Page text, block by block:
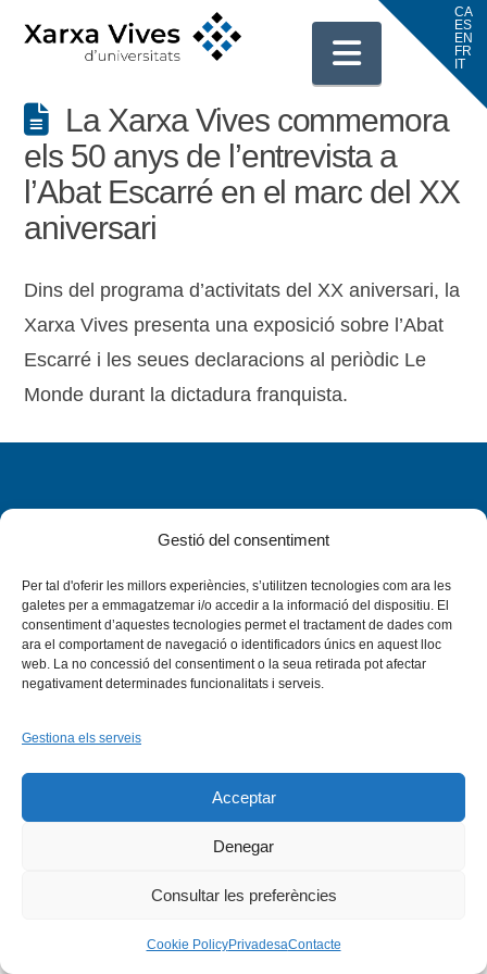
Gestió del consentiment
Per tal d'oferir les millors experiències, s’utilitzen tecnologies com ara les
galetes per a emmagatzemar i/o accedir a la informació del dispositiu. El
consentiment d’aquestes tecnologies permet el tractament de dades com
ara el comportament de navegació o identificadors únics en aquest lloc
web. La no concessió del consentiment o la seua retirada pot afectar
negativament determinades funcionalitats i serveis.
Gestiona els serveis
Acceptar
Denegar
Consultar les preferències
Cookie PolicyPrivadesaContacte
La Xarxa Vives commemora
els 50 anys de l’entrevista a
l’Abat Escarré en el marc del XX
aniversari
Dins del programa d’activitats del XX aniversari, la
Xarxa Vives presenta una exposició sobre l’Abat
Escarré i les seues declaracions al periòdic Le
Monde durant la dictadura franquista.
Facebook
X BlueskyTiktok LinkedIn
Instagram
Flickr
INICI QUI SOM
PROGRAMES
DESENVOLUPAMENT SOSTENIBLE
TRANSPARÈNCIA
Copyright © 2026 -